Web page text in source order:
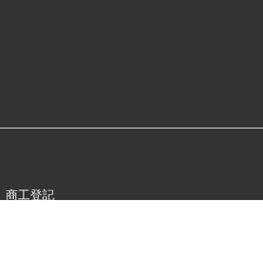
商工登記